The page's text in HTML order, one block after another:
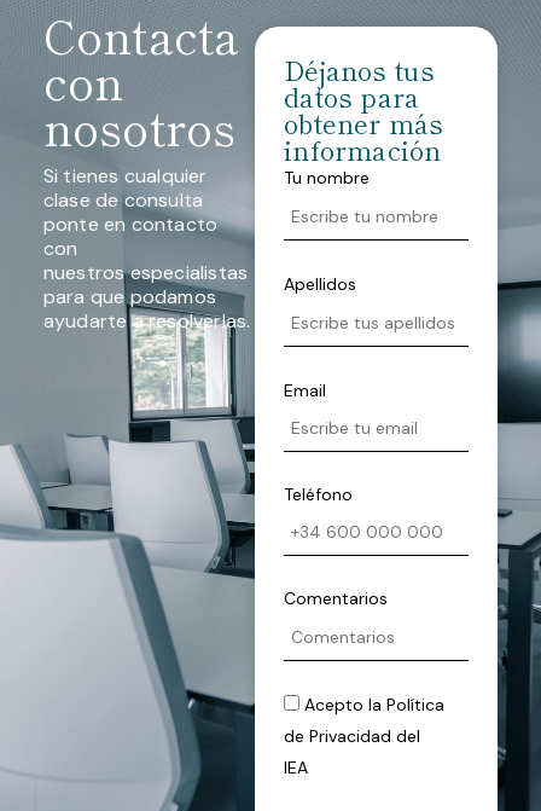
Contacta
con
nosotros
Si tienes cualquier
clase de consulta
ponte en contacto
con
nuestros especialistas
para que podamos
ayudarte a resolverlas.
Déjanos tus
datos para
obtener más
información
Tu nombre
Apellidos
Email
Teléfono
Comentarios
Acepto laPolítica
de Privacidad del
IEA